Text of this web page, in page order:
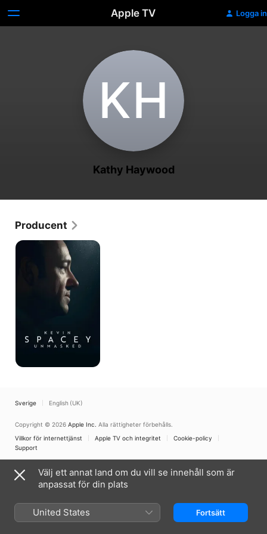
Apple TV Logga in
K‌H
Kathy Haywood
Producent
Kevin
Sverige English (UK)
Copyright © 2026 Apple Inc. Alla rättigheter förbehålls.
Villkor för internettjänst
Apple TV och integritet
Cookie-policy
Support
Välj ett annat land om du vill se innehåll som är
anpassat för din plats
United States Fortsätt